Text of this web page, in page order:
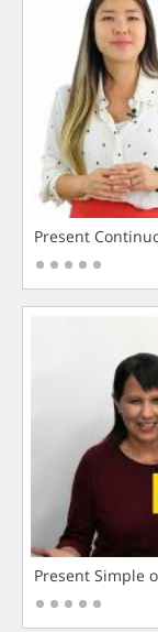
Present
Present Simple